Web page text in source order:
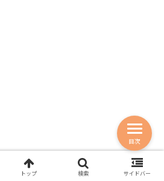
トップ 検索 サイドバー
目次